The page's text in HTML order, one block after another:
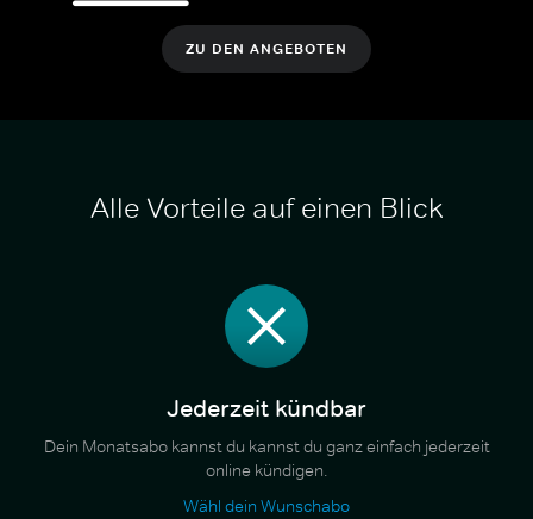
ZU DEN ANGEBOTEN
Alle Vorteile auf einen Blick
Jederzeit kündbar
Dein Monatsabo kannst du kannst du ganz einfach jederzeit
online kündigen.
Wähl dein Wunschabo